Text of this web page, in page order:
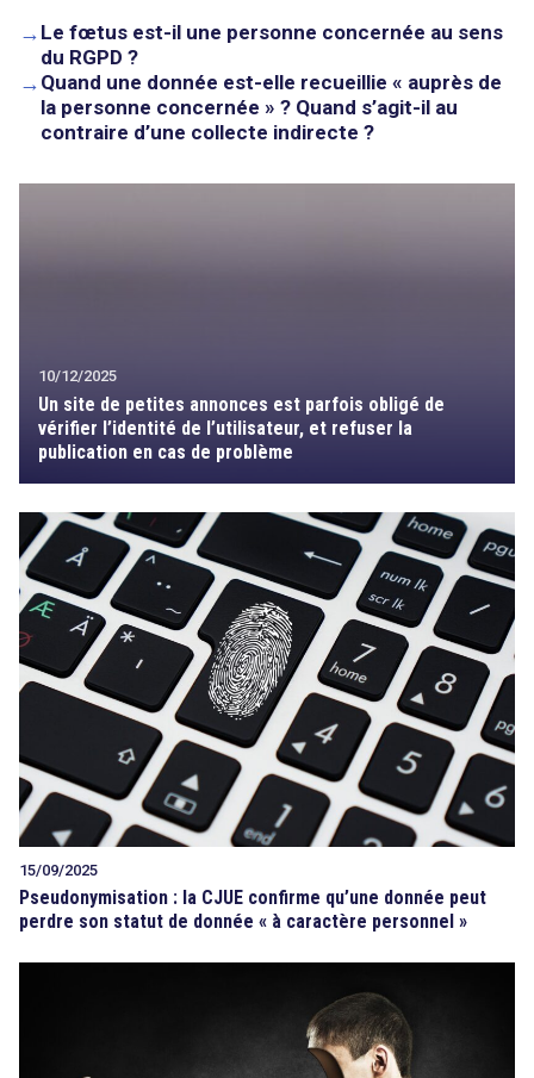
→ Le fœtus est-il une personne concernée au sens
du RGPD ?
→ Quand une donnée est-elle recueillie « auprès de
la personne concernée » ? Quand s’agit-il au
contraire d’une collecte indirecte ?
10/12/2025
Un site de petites annonces est parfois obligé de
vérifier l’identité de l’utilisateur, et refuser la
publication en cas de problème
15/09/2025
Pseudonymisation : la CJUE confirme qu’une donnée peut
perdre son statut de donnée « à caractère personnel »